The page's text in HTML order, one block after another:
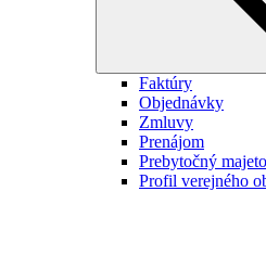
Faktúry
Objednávky
Zmluvy
Prenájom
Prebytočný
Profil verejného